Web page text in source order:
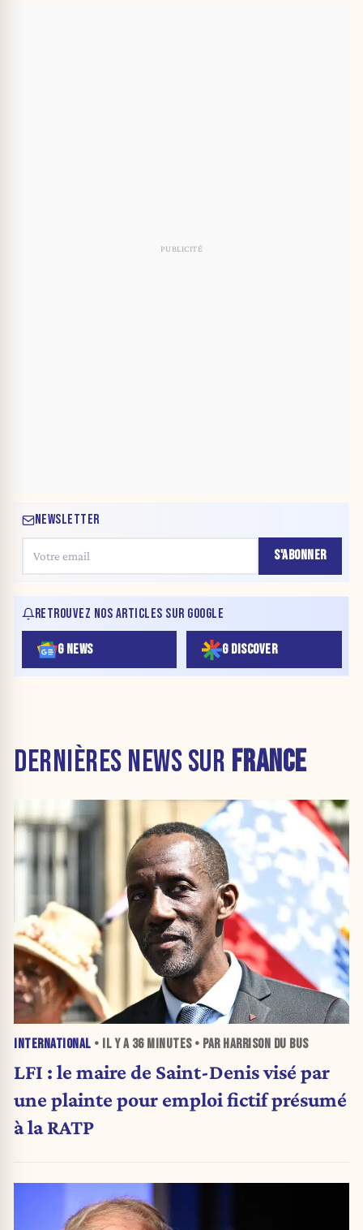
NEWSLETTER
S'ABONNER
RETROUVEZ NOS ARTICLES SUR GOOGLE
G NEWS G DISCOVER
DERNIÈRES NEWS SUR FRANCE
INTERNATIONAL • IL Y A 36 MINUTES• PAR HARRISON DU BUS
LFI : le maire de Saint-Denis visé par
une plainte pour emploi fictif présumé
à la RATP